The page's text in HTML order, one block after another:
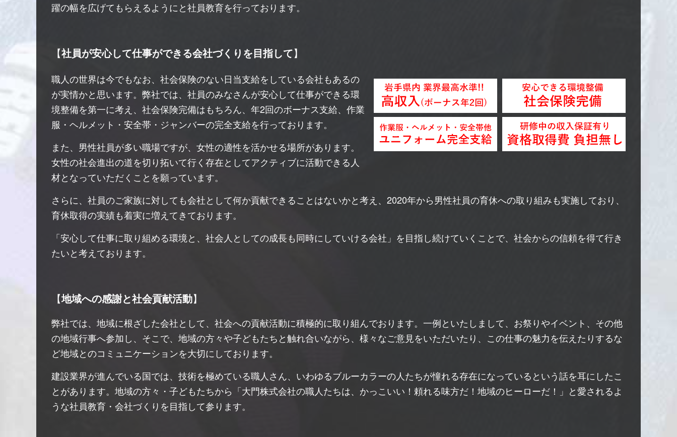
躍の幅を広げてもらえるようにと社員教育を行っております。
【社員が安心して仕事ができる会社づくりを目指して】
職人の世界は今でもなお、社会保険のない日当支給をしている会社もあるの
が実情かと思います。弊社では、社員のみなさんが安心して仕事ができる環
境整備を第一に考え、社会保険完備はもちろん、年2回のボーナス支給、作業
服・ヘルメット・安全帯・ジャンバーの完全支給を行っております。
また、男性社員が多い職場ですが、女性の適性を活かせる場所があります。
女性の社会進出の道を切り拓いて行く存在としてアクティブに活動できる人
材となっていただくことを願っています。
さらに、社員のご家族に対しても会社として何か貢献できることはないかと考え、2020年から男性社員の育休への取り組みも実施しており、
育休取得の実績も着実に増えてきております。
「安心して仕事に取り組める環境と、社会人としての成長も同時にしていける会社」を目指し続けていくことで、社会からの信頼を得て行き
たいと考えております。
【地域への感謝と社会貢献活動】
弊社では、地域に根ざした会社として、社会への貢献活動に積極的に取り組んでおります。一例といたしまして、お祭りやイベント、その他
の地域行事へ参加し、そこで、地域の方々や子どもたちと触れ合いながら、様々なご意見をいただいたり、この仕事の魅力を伝えたりするな
ど地域とのコミュニケーションを大切にしております。
建設業界が進んでいる国では、技術を極めている職人さん、いわゆるブルーカラーの人たちが憧れる存在になっているという話を耳にしたこ
とがあります。地域の方々・子どもたちから「大門株式会社の職人たちは、かっこいい！頼れる味方だ！地域のヒーローだ！」と愛されるよ
うな社員教育・会社づくりを目指して参ります。